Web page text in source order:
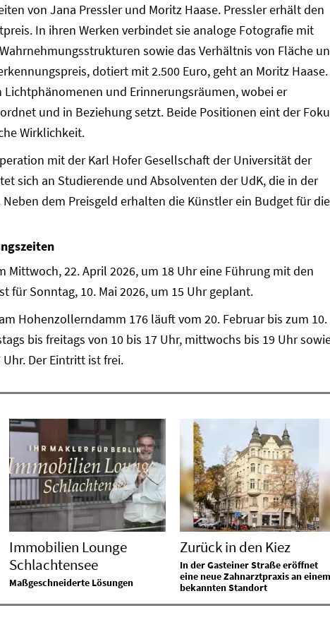
von Jana Pressler und Moritz Haase. Pressler erhält den
In ihren Werken verbindet sie analoge Fotografie mit
sowie das Verhältnis von Fläche
dotiert mit 2.500 Euro, geht an Moritz Haase.
und Erinnerungsräumen, wobei er
und in Beziehung setzt. Beide Positionen eint der
Wirklichkeit.
mit der Karl Hofer Gesellschaft der Universität der
sich an Studierende und Absolventen der UdK, die in der
Neben dem Preisgeld erhalten die Künstler ein Budget für die
Mittwoch, 22. April 2026, um 18 Uhr eine Führung mit den
für Sonntag, 10. Mai 2026, um 15 Uhr geplant.
Hohenzollerndamm 176 läuft vom 20. Februar bis zum 10.
bis freitags von 10 bis 17 Uhr, mittwochs bis 19 Uhr
Der Eintritt ist frei.
Immobilien Lounge
Schlachtensee
Maßgeschneiderte Lösungen
Zurück in den Kiez
In der Gasteiner Straße eröffnet
eine neue Zahnarztpraxis an einem
bekannten Standort